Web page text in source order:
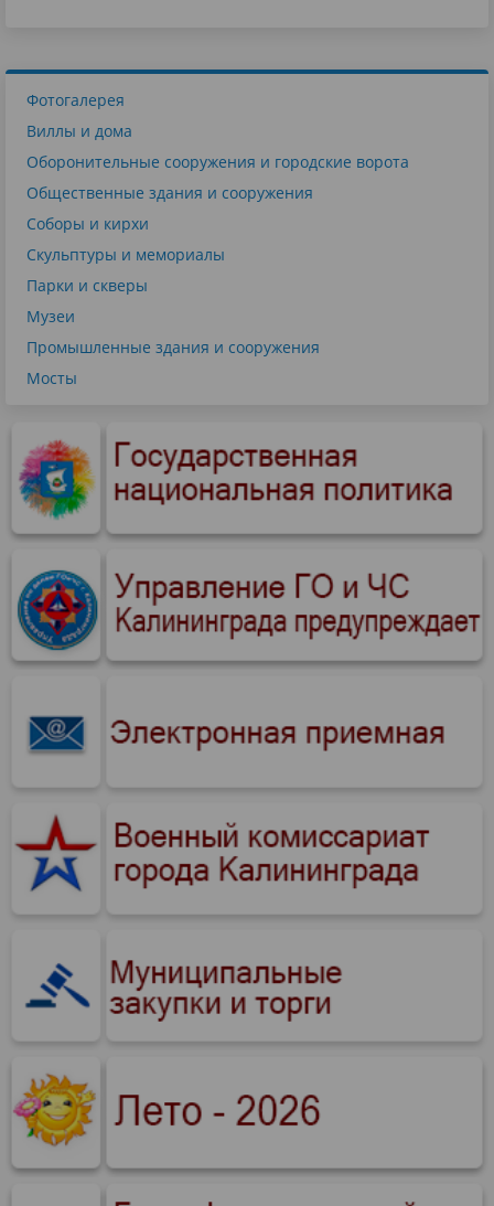
Фотогалерея
Виллы и дома
Оборонительные сооружения и городские ворота
Общественные здания и сооружения
Соборы и кирхи
Скульптуры и мемориалы
Парки и скверы
Музеи
Промышленные здания и сооружения
Мосты